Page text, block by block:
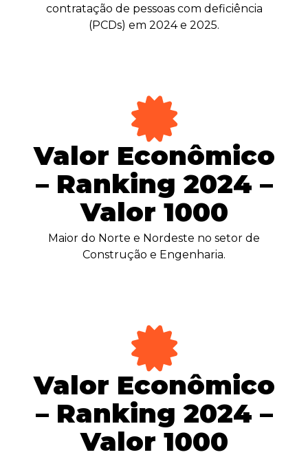
contratação de pessoas com deficiência
(PCDs) em 2024 e 2025.
Valor Econômico
– Ranking 2024 –
Valor 1000
Maior do Norte e Nordeste no setor de
Construção e Engenharia.
Valor Econômico
– Ranking 2024 –
Valor 1000